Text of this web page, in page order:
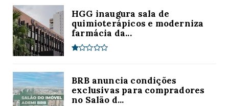
HGG inaugura sala de
quimioterápicos e moderniza
farmácia da...
BRB anuncia condições
exclusivas para compradores
no Salão d...